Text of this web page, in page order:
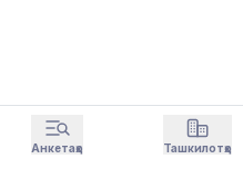
Анкетаҳо Ташкилотҳо